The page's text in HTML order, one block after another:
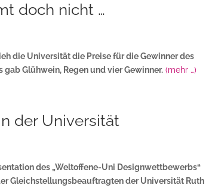
doch nicht …
die Universität die Preise für die Gewinner des
gab Glühwein, Regen und vier Gewinner. (mehr …)
der Universität
des „Weltoffene-Uni Designwettbewerbs“
Gleichstellungsbeauftragten der Universität Ruth